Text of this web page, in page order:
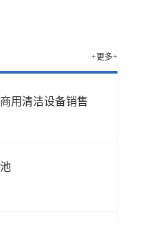
+更多+
用清洁设备销售